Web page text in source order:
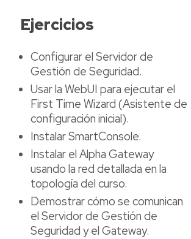
Ejercicios
Configurar el Servidor de
Gestión de Seguridad.
Usar la WebUI para ejecutar el
First Time Wizard (Asistente de
configuración inicial).
Instalar SmartConsole.
Instalar el Alpha Gateway
usando la red detallada en la
topología del curso.
Demostrar cómo se comunican
el Servidor de Gestión de
Seguridad y el Gateway.